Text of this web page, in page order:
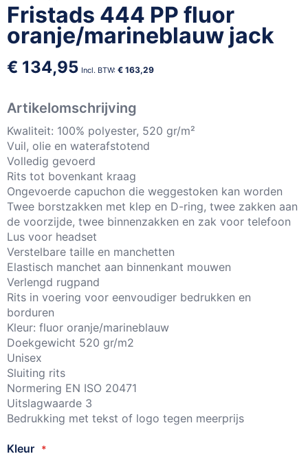
Fristads 444 PP fluor
oranje/marineblauw jack
€ 134,95 € 163,29
Artikelomschrijving
Kwaliteit: 100% polyester, 520 gr/m²
Vuil, olie en waterafstotend
Volledig gevoerd
Rits tot bovenkant kraag
Ongevoerde capuchon die weggestoken kan worden
Twee borstzakken met klep en D-ring, twee zakken aan
de voorzijde, twee binnenzakken en zak voor telefoon
Lus voor headset
Verstelbare taille en manchetten
Elastisch manchet aan binnenkant mouwen
Verlengd rugpand
Rits in voering voor eenvoudiger bedrukken en
borduren
Kleur: fluor oranje/marineblauw
Doekgewicht 520 gr/m2
Unisex
Sluiting rits
Normering EN ISO 20471
Uitslagwaarde 3
Bedrukking met tekst of logo tegen meerprijs
Kleur